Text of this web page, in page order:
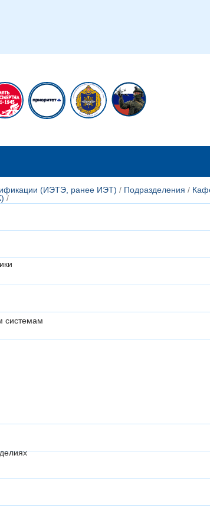
(ИЭТЭ, ранее ИЭТ) / Подразделения /
/
системам